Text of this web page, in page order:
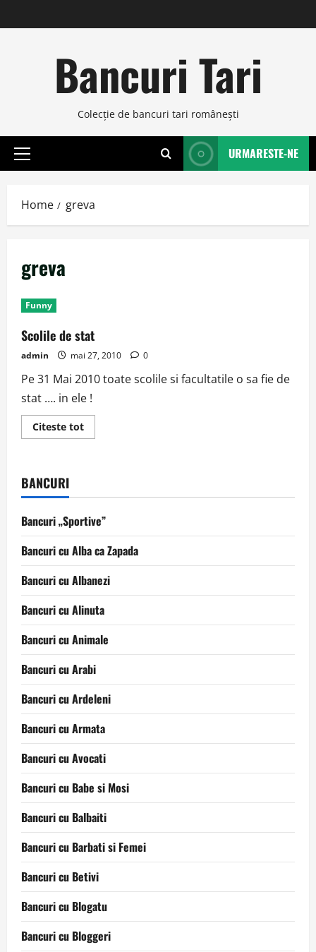
to
Bancuri Tari
Colecţie de bancuri tari româneşti
Primary
URMARESTE-NE
Home greva
greva
Funny
Scolile de stat
admin mai 27, 2010 0
Pe 31 Mai 2010 toate scolile si facultatile o sa fie de
stat …. in ele !
Citeste totRead
more
BANCURI
Bancuri „Sportive”
Bancuri cu Alba ca Zapada
Bancuri cu Albanezi
Bancuri cu Alinuta
Bancuri cu Animale
Bancuri cu Arabi
Bancuri cu Ardeleni
Bancuri cu Armata
Bancuri cu Avocati
Bancuri cu Babe si Mosi
Bancuri cu Balbaiti
Bancuri cu Barbati si Femei
Bancuri cu Betivi
Bancuri cu Blogatu
Bancuri cu Bloggeri